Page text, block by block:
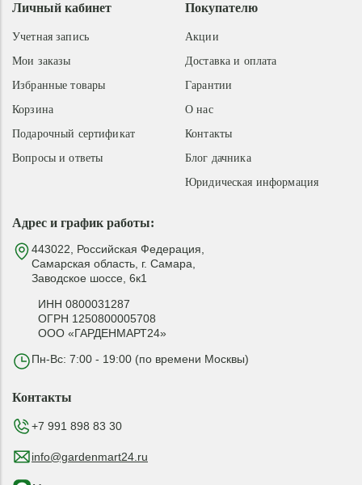
Адрес и график работы:
443022, Российская Федерация,
Самарская область, г. Самара,
Заводское шоссе, 6к1
ИНН 0800031287
ОГРН 1250800005708
ООО «ГАРДЕНМАРТ24»
Пн-Вс: 7:00 - 19:00 (по времени Москвы)
Покупателю
Акции
Доставка и оплата
Гарантии
О нас
Контакты
Блог дачника
Юридическая информация
Личный кабинет
Учетная запись
Мои заказы
Избранные товары
Корзина
Подарочный сертификат
Вопросы и ответы
Контакты
+7 991 898 83 30
info@gardenmart24.ru